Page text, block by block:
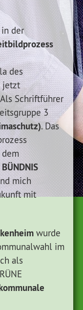
der
des
jetzt
Schriftführer
3
. Das
BÜNDNIS
mich
mit
wurde
im
als